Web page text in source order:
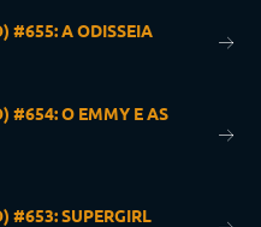
#655: A ODISSEIA
#654: O EMMY E AS
#653: SUPERGIRL